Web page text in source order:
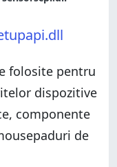
folosite pentru
dispozitive
componente
de